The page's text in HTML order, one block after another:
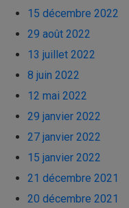
15 décembre 2022
29 août 2022
13 juillet 2022
8 juin 2022
12 mai 2022
29 janvier 2022
27 janvier 2022
15 janvier 2022
21 décembre 2021
20 décembre 2021